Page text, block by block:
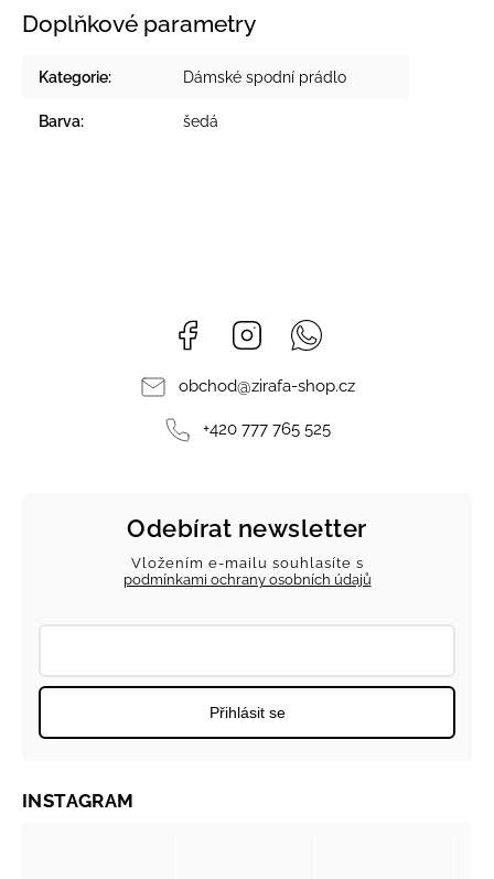
Doplňkové parametry
Kategorie: Dámské spodní prádlo
Barva: šedá
Facebook Instagram
obchod@zirafa-shop.cz
+420 777 765 525
Odebírat newsletter
Vložením e-mailu souhlasíte s
podmínkami ochrany osobních údajů
Přihlásit se
INSTAGRAM